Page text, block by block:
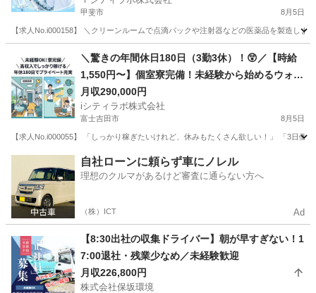
甲斐市 8月5日
【求人No.i000158】 ＼クリーンルームで点滴パックや注射器などの医薬品を製造し
その他 未経験
＼驚きの年間休日180日（3勤3休）！😲／【時給
1,550円〜】個室寮完備！未経験から始めるウォー
ターサーバー用お水の製造・検査🚰
月収290,000円
iシティラボ株式会社
富士吉田市 8月5日
【求人No.i000055】 「しっかり稼ぎたいけれど、休みもたくさん欲しい！」 「3日
富士吉田市 その他 未経験
自社ローンに頼らず車にノレル
理想のクルマがあるけど審査に通らない方へ
（株）ICT Ad
【8:30出社の収集ドライバー】朝が早すぎない！1
7:00退社・残業少なめ／未経験歓迎
月収226,800円
株式会社保坂環境